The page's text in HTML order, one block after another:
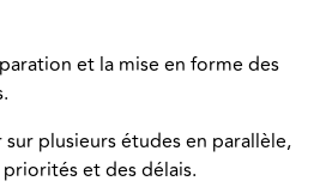
et la mise en forme des
plusieurs études en parallèle,
et des délais.